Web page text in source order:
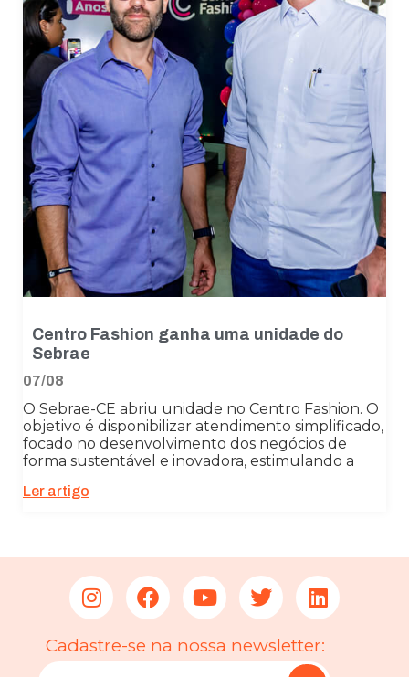
Centro Fashion ganha uma unidade do
Sebrae
07/08
O Sebrae-CE abriu unidade no Centro Fashion. O
objetivo é disponibilizar atendimento simplificado,
focado no desenvolvimento dos negócios de
forma sustentável e inovadora, estimulando a
Ler artigo
Cadastre-se na nossa newsletter: